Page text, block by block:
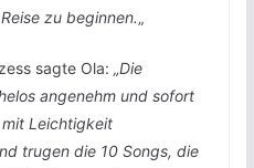
zu beginnen.„
sagte Ola: „Die
angenehm und sofort
Leichtigkeit
trugen die 10 Songs, die